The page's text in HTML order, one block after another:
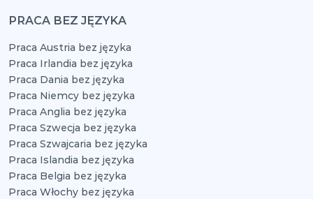
PRACA BEZ JĘZYKA
Praca Austria bez języka
Praca Irlandia bez języka
Praca Dania bez języka
Praca Niemcy bez języka
Praca Anglia bez języka
Praca Szwecja bez języka
Praca Szwajcaria bez języka
Praca Islandia bez języka
Praca Belgia bez języka
Praca Włochy bez języka